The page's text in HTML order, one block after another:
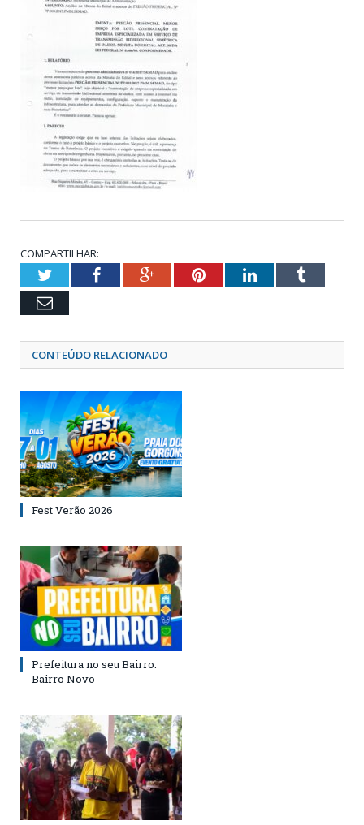
COMPARTILHAR:
TwitterFacebookGoogle+PinterestLinkedInTumblr
Email
CONTEÚDO RELACIONADO
Fest Verão 2026
Prefeitura no seu Bairro:
Bairro Novo